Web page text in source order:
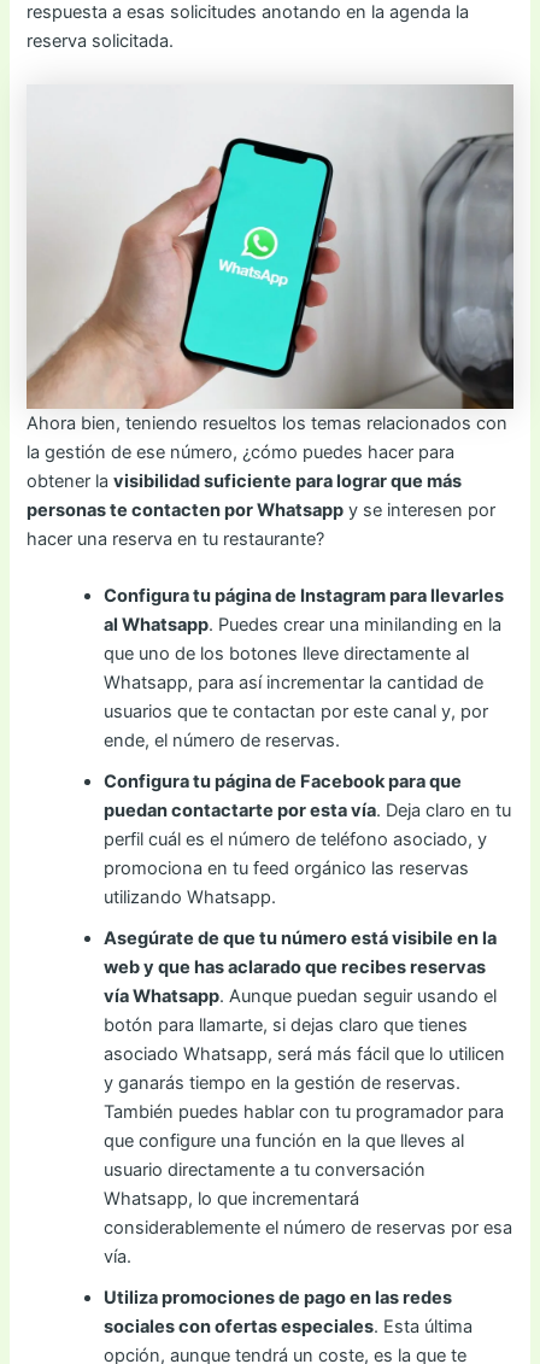
respuesta a esas solicitudes anotando en la agenda la
reserva solicitada.
Ahora bien, teniendo resueltos los temas relacionados con
la gestión de ese número, ¿cómo puedes hacer para
obtener lavisibilidad suficiente para lograr que más
personas te contacten por Whatsapp y se interesen por
hacer una reserva en tu restaurante?
Configura tu página de Instagram para llevarles
al Whatsapp. Puedes crear una minilanding en la
que uno de los botones lleve directamente al
Whatsapp, para así incrementar la cantidad de
usuarios que te contactan por este canal y, por
ende, el número de reservas.
Configura tu página de Facebook para que
puedan contactarte por esta vía. Deja claro en tu
perfil cuál es el número de teléfono asociado, y
promociona en tu feed orgánico las reservas
utilizando Whatsapp.
Asegúrate de que tu número está visibile en la
web y que has aclarado que recibes reservas
vía Whatsapp. Aunque puedan seguir usando el
botón para llamarte, si dejas claro que tienes
asociado Whatsapp, será más fácil que lo utilicen
y ganarás tiempo en la gestión de reservas.
También puedes hablar con tu programador para
que configure una función en la que lleves al
usuario directamente a tu conversación
Whatsapp, lo que incrementará
considerablemente el número de reservas por esa
vía.
Utiliza promociones de pago en las redes
sociales con ofertas especiales. Esta última
opción, aunque tendrá un coste, es la que te